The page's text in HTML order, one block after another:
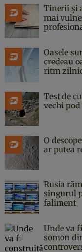
Tinerii și
mai
Oasele
credeau
ritm
Test de
vechi pod
O
ar putea
Rusia
singurul
faliment
Unde va
somon